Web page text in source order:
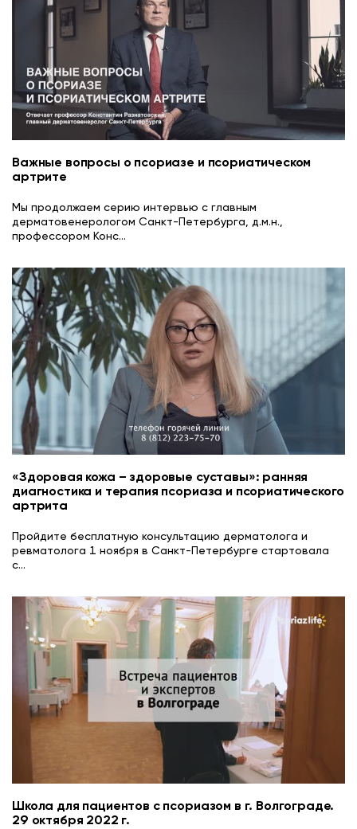
Важные вопросы о псориазе и псориатическом
артрите
Мы продолжаем серию интервью с главным
дерматовенерологом Санкт-Петербурга, д.м.н.,
профессором Конс...
«Здоровая кожа – здоровые суставы»: ранняя
диагностика и терапия псориаза и псориатического
артрита
Пройдите бесплатную консультацию дерматолога и
ревматолога 1 ноября в Санкт-Петербурге стартовала
с...
Школа для пациентов с псориазом в г. Волгограде.
29 октября 2022 г.